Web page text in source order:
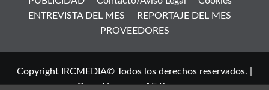
ENTREVISTA DEL MES
REPORTAJE DEL MES
PROVEEDORES
Copyright IRCMEDIA© Todos los derechos reservados.
CoverNewspor AF themes.